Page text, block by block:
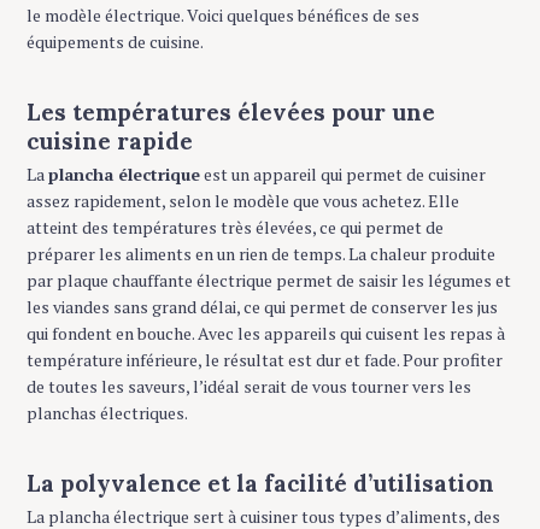
le modèle électrique. Voici quelques bénéfices de ses
équipements de cuisine.
Les températures élevées pour une
cuisine rapide
La plancha électriqueest un appareil qui permet de cuisiner
assez rapidement, selon le modèle que vous achetez. Elle
atteint des températures très élevées, ce qui permet de
préparer les aliments en un rien de temps. La chaleur produite
par plaque chauffante électrique permet de saisir les légumes et
les viandes sans grand délai, ce qui permet de conserver les jus
qui fondent en bouche. Avec les appareils qui cuisent les repas à
température inférieure, le résultat est dur et fade. Pour profiter
de toutes les saveurs, l’idéal serait de vous tourner vers les
planchas électriques.
La polyvalence et la facilité d’utilisation
La plancha électrique sert à cuisiner tous types d’aliments, des